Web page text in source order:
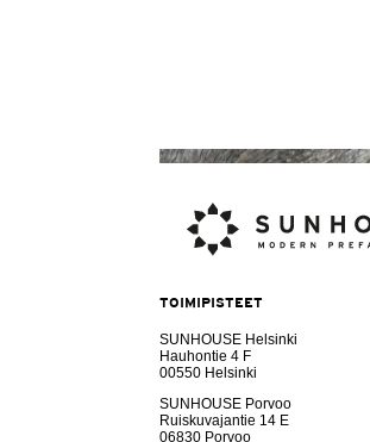
TOIMIPISTEET
SUNHOUSE Helsinki
Hauhontie 4 F
00550 Helsinki
SUNHOUSE Porvoo
Ruiskuvajantie 14 E
06830 Porvoo